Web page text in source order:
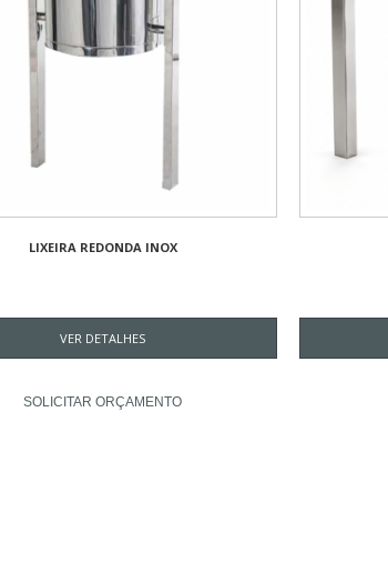
LIXEIRA REDONDA INOX
VER DETALHES
SOLICITAR ORÇAMENTO